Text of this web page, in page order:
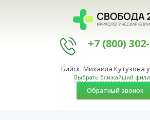
+7 (800)
Бийск. Михаила Кутузова
Выбрать ближайший
Обратный звонок